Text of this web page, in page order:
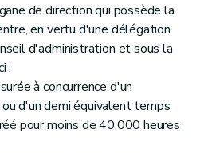
de direction qui possède la
en vertu d'une délégation
d'administration et sous la
;
à concurrence d'un
d'un demi équivalent temps
pour moins de 40.000 heures